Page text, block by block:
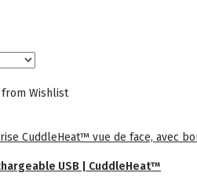
from Wishlist
USB | CuddleHeat™